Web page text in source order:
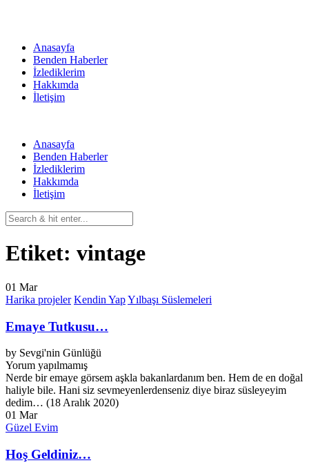
Anasayfa
Benden Haberler
İzlediklerim
Hakkımda
İletişim
Anasayfa
Benden Haberler
İzlediklerim
Hakkımda
İletişim
Etiket: vintage
01 Mar
Harika projeler Kendin YapYılbaşı Süslemeleri
Emaye Tutkusu…
by Sevgi'nin Günlüğü
Yorum yapılmamış
Nerde bir emaye görsem aşkla bakanlardanım ben. Hem de en doğal
haliyle bile. Hani siz sevmeyenlerdenseniz diye biraz süsleyeyim
dedim… (18 Aralık 2020)
01 Mar
Güzel Evim
Hoş Geldiniz…